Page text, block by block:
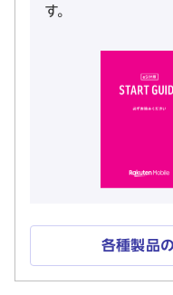
す。
各種製品